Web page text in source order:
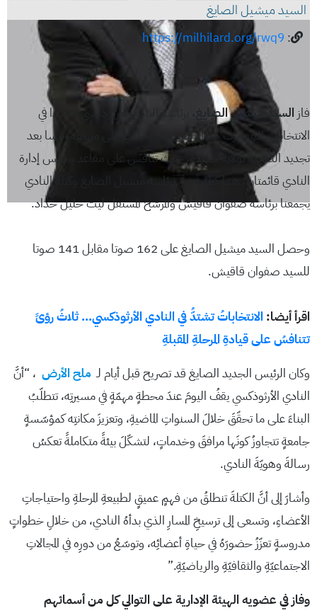
السيد ميشيل الصايغ
:
https://milhilard.org/rwq9
فاز السيد ميشيل الصايغ،
برئاسة النادي الأرثوذكسي مجددا في
الانتخابات التي جرت مساء السبت، ليحافظ على موقعه رئيسا بعد
تجديد الثقة به لولاية جديدة. حيث تنافس على مقاعد مجلس إدارة
النادي قائمتان، هما كتلة نبض برئاسة ميشيل الصايغ وكتلة النادي
يجمعنا برئاسة صفوان قاقيش والمرشح المستقل ليث خليل حداد.
وحصل السيد ميشيل الصايغ على 162 صوتا مقابل 141 صوتا
للسيد صفوان قاقيش.
اقرأ أيضا: الانتخاباتُ تشتدُّ في النادي الأرثوذكسي… ثلاثُ رؤىً
تتنافسُ على قيادةِ المرحلةِ المقبلةِ
وكان الرئيس الجديد الصايغ قد تصريح قبل أيام لـ ملح الأرض ، “أنَّ
النادي الأرثوذكسي يقفُ اليومَ عندَ محطةٍ مهمّةٍ في مسيرتِه، تتطلّبُ
البناءَ على ما تحقّقَ خلالَ السنواتِ الماضيةِ، وتعزيزَ مكانتِه كمؤسّسةٍ
جامعةٍ تتجاوزُ كونَها مرافقَ وخدماتٍ، لتشكّلَ بيئةً متكاملةً تعكسُ
رسالةَ وهويّةَ النادي.
وأشارَ إلى أنَّ الكتلةَ تنطلقُ من فهمٍ عميقٍ لطبيعةِ المرحلةِ واحتياجاتِ
الأعضاءِ، وتسعى إلى ترسيخِ المسارِ الذي بدأهُ النادي، من خلالِ خطواتٍ
مدروسةٍ تعزّزُ حضورَهُ في حياةِ أعضائِه، وتوسّعُ من دورِه في المجالاتِ
الاجتماعيّةِ والثقافيّةِ والرياضيّةِ.”
وفاز في عضويه الهيئة الإدارية على التوالي كل من أسمائهم